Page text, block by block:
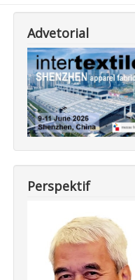
Advetorial
Perspektif